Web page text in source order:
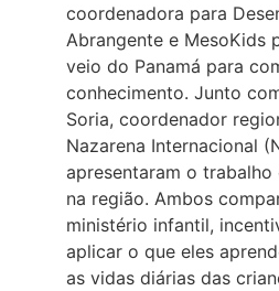
coordenadora para
Abrangente e MesoKids
veio do Panamá para
conhecimento. Junto
Soria, coordenador
Nazarena Internacional
apresentaram o
na região. Ambos
ministério infantil,
aplicar o que eles
as vidas diárias das